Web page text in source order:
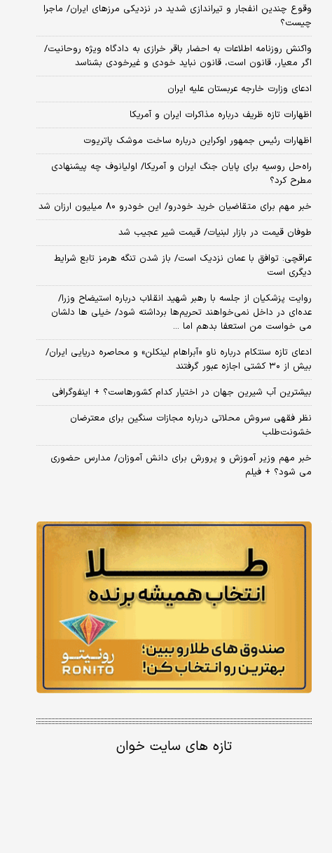
وقوع چندین انفجار و تیراندازی شدید در نزدیکی مرز‌های ایران/ ماجرا
چیست؟
واکنش روزنامه اطلاعات به احضار باقر خرازی به دادگاه ویژه روحانیت/
اگر معیار، قانون است، قانون نباید خودی و غیرخودی بشناسد
ادعای وزارت خارجه عربستان علیه ایران
اظهارات تازه ظریف درباره مذاکرات ایران و آمریکا
اظهارات رئیس جمهور اوکراین درباره ساخت موشک پاتریوت
راه‌حل روسیه برای پایان جنگ ایران و آمریکا/ اولیانوف چه پیشنهادی
مطرح کرد؟
خبر مهم برای متقاضیان خرید خودرو/ این خودرو ۸۰ میلیون ارزان شد
طوفان قیمت در بازار لبنیات/ قیمت شیر عجیب شد
عراقچی: توافق با عمان نزدیک است/ باز شدن تنگه هرمز تابع شرایط
دیگری است
روایت پزشکیان از جلسه با رهبر شهید انقلاب درباره استیضاح وزرا/
عده‌ای در داخل نمی‌خواهند تحریم‌ها برداشته شود/ خیلی ها دلشان
می خواست من استعفا بدهم اما ...
ادعای تازه سنتکام درباره ناو «آبراهام لینکلن» و محاصره دریایی ایران/
بیش از ۳۰ کشتی اجازه عبور گرفتند
بیشترین آب شیرین جهان در اختیار کدام کشورهاست؟ + اینفوگرافی
نظر فقهی سروش محلاتی درباره مجازات سنگین برای معترضان
خشونت‌طلب
خبر مهم وزیر آموزش و پرورش برای دانش آموزان/ مدارس حضوری
می شود؟ + فیلم
تازه های سایت خوان